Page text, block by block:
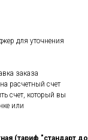
для уточнения
заказа
расчетный счет
счет, который вы
или